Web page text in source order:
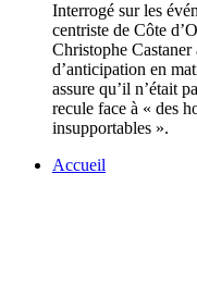
Interrogé sur les
centriste de Côte
Christophe
d’anticipation en
assure qu’il n’était
recule face à « des
insupportables ».
Accueil